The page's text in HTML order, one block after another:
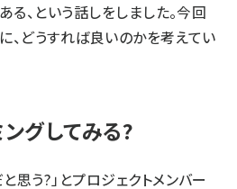
る、という話しをしました。今回
、どうすれば良いのかを考えてい
グしてみる?
思う?」とプロジェクトメンバー